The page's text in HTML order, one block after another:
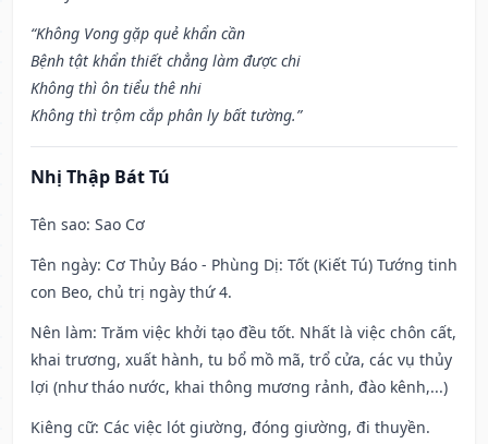
“Không Vong gặp quẻ khẩn cần
Bệnh tật khẩn thiết chẳng làm được chi
Không thì ôn tiểu thê nhi
Không thì trộm cắp phân ly bất tường.”
Nhị Thập Bát Tú
Tên sao: Sao Cơ
Tên ngày: Cơ Thủy Báo - Phùng Dị: Tốt (Kiết Tú) Tướng tinh
con Beo, chủ trị ngày thứ 4.
Nên làm: Trăm việc khởi tạo đều tốt. Nhất là việc chôn cất,
khai trương, xuất hành, tu bổ mồ mã, trổ cửa, các vụ thủy
lợi (như tháo nước, khai thông mương rảnh, đào kênh,...)
Kiêng cữ: Các việc lót giường, đóng giường, đi thuyền.